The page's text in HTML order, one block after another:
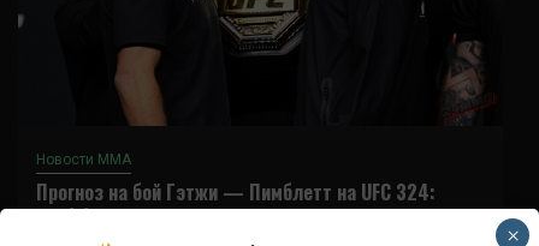
Новости ММА
Прогноз на бой Гэтжи — Пимблетт на UFC 324:
коэффициенты
×